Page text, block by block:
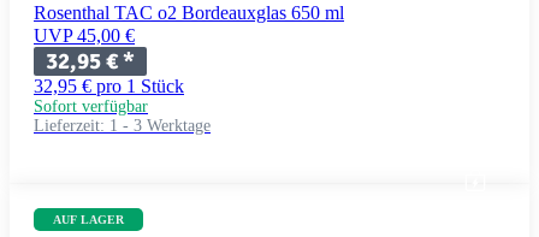
Rosenthal TAC o2 Bordeauxglas 650 ml
UVP 45,00 €
32,95 €*
32,95 € pro 1 Stück
Sofort verfügbar
Lieferzeit: 1 - 3 Werktage
AUF LAGER